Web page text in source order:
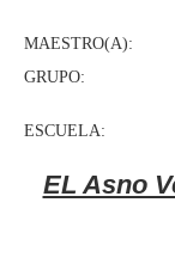
GRUPO:
ESCUELA:
EL Asno